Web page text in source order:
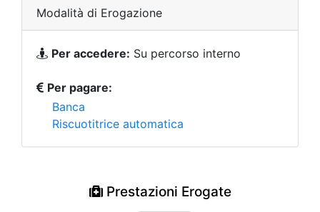
Modalità di Erogazione
Per accedere: Su percorso interno
Per pagare:
Banca
Riscuotitrice automatica
Prestazioni Erogate